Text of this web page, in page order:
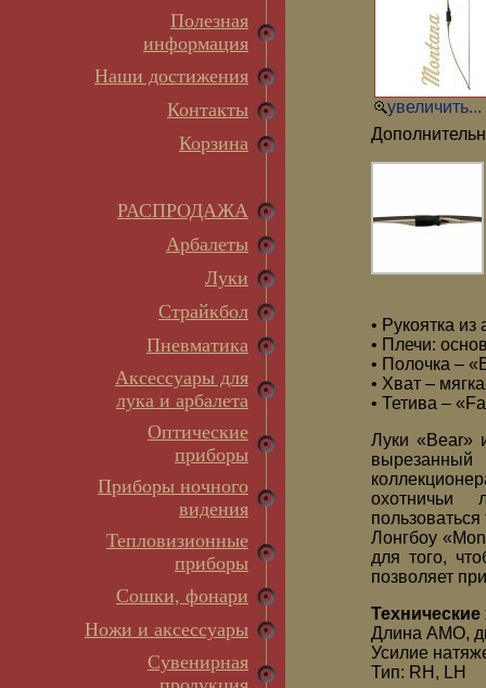
Полезная
информация
Наши достижения
Контакты
Корзина
РАСПРОДАЖА
Арбалеты
Луки
Страйкбол
Пневматика
Аксессуары для
лука и арбалета
Оптические
приборы
Приборы ночного
видения
Тепловизионные
приборы
Сошки, фонари
Ножи и аксессуары
Сувенирная
увеличить...
• Рукоятка
• Плечи:
• Полочка –
• Хват –
• Тетива –
Луки «Bear»
охотничьи
Лонгбоу
для того,
позволяет
Технические
Длина AMO,
Усилие
Тип: RH, LH